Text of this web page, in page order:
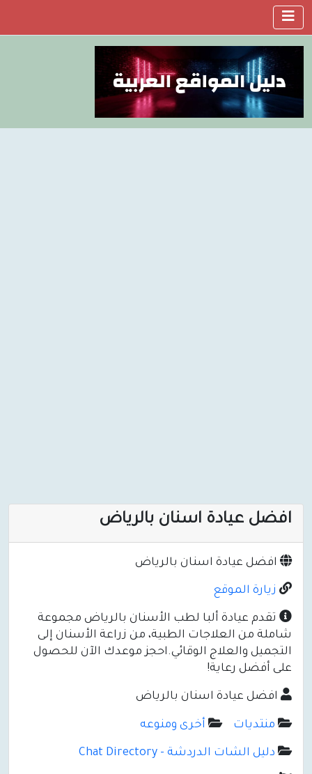
افضل عيادة اسنان بالرياض
افضل عيادة اسنان بالرياض
زيارة الموقع
تقدم عيادة ألبا لطب الأسنان بالرياض مجموعة
شاملة من العلاجات الطبية، من زراعة الأسنان إلى
التجميل والعلاج الوقائي.احجز موعدك الآن للحصول
على أفضل رعاية!
افضل عيادة اسنان بالرياض
منتديات أخرى ومنوعه
دليل الشات الدردشة - Chat Directory